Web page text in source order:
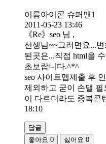
이름아이콘 슈퍼맨1
2011-05-23 13:46
《Re》seo 님 ,
선생님~~그러면요...
된곳은...직접 html을
초보랍니다.^*^
seo 사이트맵제출 후
제외하고 굳이 손댈
이 다르더라도 중복콘
18:10
답글
좋아요 0 싫어요 0